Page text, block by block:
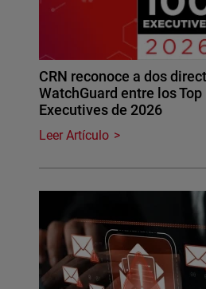
CRN reconoce a dos
WatchGuard entre los Top
Executives de 2026
Leer Artículo